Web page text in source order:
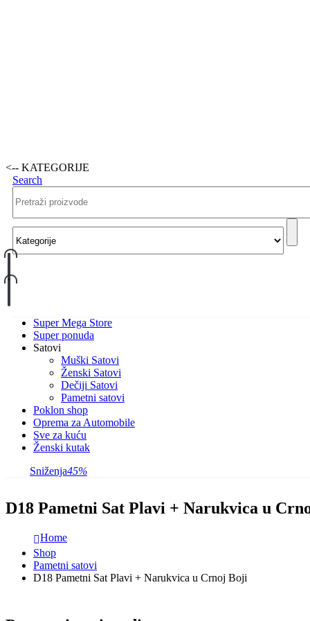
<-- KATEGORIJE
Search
Super Mega Store
Super ponuda
Satovi
Muški Satovi
Ženski Satovi
Dečiji Satovi
Pametni satovi
Poklon shop
Oprema za Automobile
Sve za kuću
Ženski kutak
Sniženja45%
D18 Pametni Sat Plavi + Narukvica u
Home
Shop
Pametni satovi
D18 Pametni Sat Plavi + Narukvica u Crnoj Boji